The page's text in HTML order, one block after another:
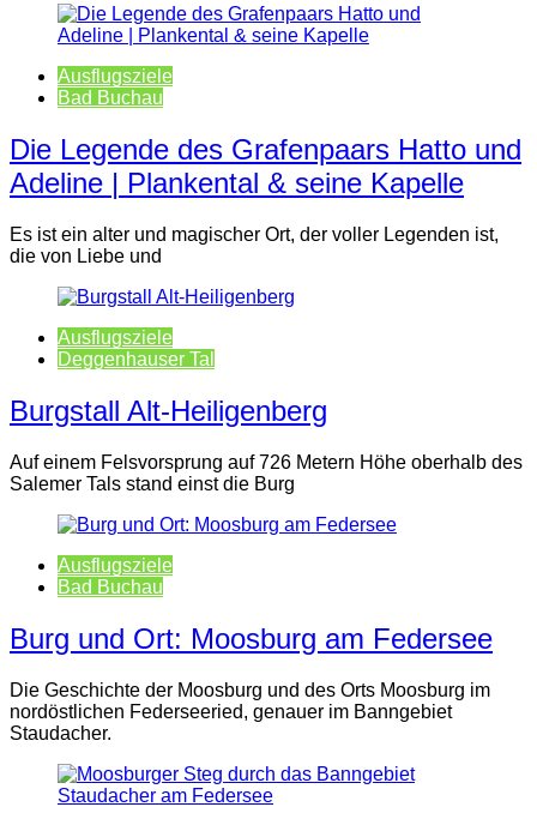
Ausflugsziele
Bad Buchau
Die Legende des Grafenpaars Hatto und
Adeline | Plankental & seine Kapelle
Es ist ein alter und magischer Ort, der voller Legenden ist,
die von Liebe und
Ausflugsziele
Deggenhauser Tal
Burgstall Alt-Heiligenberg
Auf einem Felsvorsprung auf 726 Metern Höhe oberhalb des
Salemer Tals stand einst die Burg
Ausflugsziele
Bad Buchau
Burg und Ort: Moosburg am Federsee
Die Geschichte der Moosburg und des Orts Moosburg im
nordöstlichen Federseeried, genauer im Banngebiet
Staudacher.